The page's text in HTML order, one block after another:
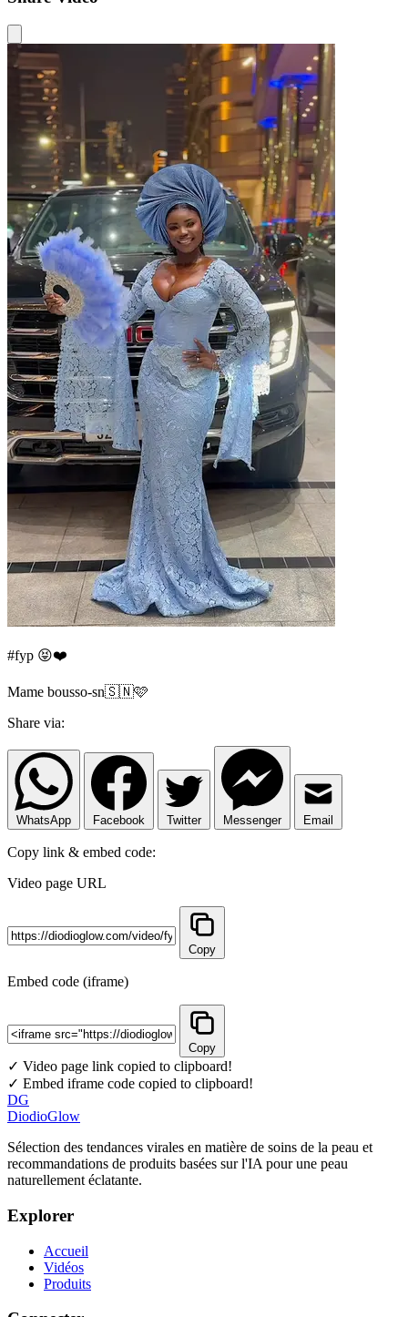
#fyp 😝❤️
Mame bousso-sn🇸🇳🩷
Share via:
WhatsApp Facebook Twitter Messenger Email
Copy link & embed code:
Video page URL
Copy
Embed code (iframe)
Copy
✓ Video page link copied to clipboard!
✓ Embed iframe code copied to clipboard!
DG
DiodioGlow
Sélection des tendances virales en matière de soins de la peau et
recommandations de produits basées sur l'IA pour une peau
naturellement éclatante.
Explorer
Accueil
Vidéos
Produits